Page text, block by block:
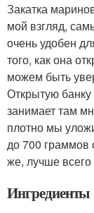
Закатка
мой взгляд,
очень удобен
того, как она
можем быть
Открытую банку
занимает там
плотно мы
до 700 граммов
же, лучше всего
Ингредиенты